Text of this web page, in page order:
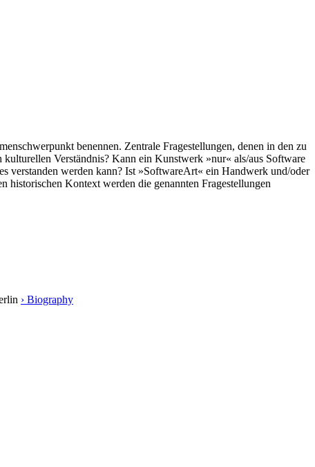
benennen. Zentrale Fragestellungen, denen in den zu
Verständnis? Kann ein Kunstwerk »nur« als/aus Software
verstanden werden kann? Ist »SoftwareArt« ein Handwerk und/oder
historischen Kontext werden die genannten Fragestellungen
› Biography